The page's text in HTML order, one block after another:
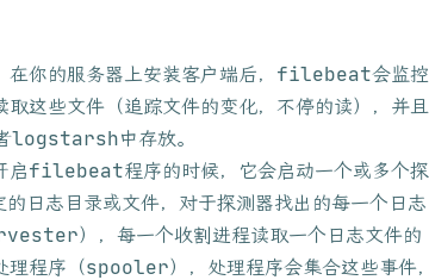
你的服务器上安装客户端后，filebeat会监控
这些文件（追踪文件的变化，不停的读），并且
logstarsh中存放。
filebeat程序的时候，它会启动一个或多个探
志目录或文件，对于探测器找出的每一个日志
），每一个收割进程读取一个日志文件的
理程序（spooler），处理程序会集合这些事件，